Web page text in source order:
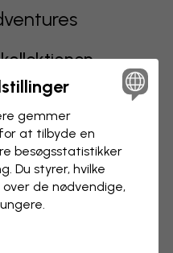
went wrong
Please
if the
gemmer
at tilbyde en
besøgs­statistikker
Du styrer, hvilke
de nødvendige,